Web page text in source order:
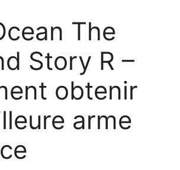
The
Story R –
obtenir
arme